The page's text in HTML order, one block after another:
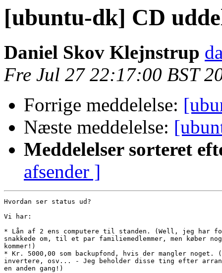
[ubuntu-dk] CD
Daniel Skov Klejnstrup
Fre Jul 27 22:17:00 BST
Forrige meddelelse:
Næste meddelelse:
Meddelelser sorteret
afsender ]
Hvordan ser status ud?
Vi har:
* Lån af 2 ens computere til standen. (Well, jeg har
snakkede om, til et par familiemedlemmer, men køber
kommer!)
* Kr. 5000,00 som backupfond, hvis der mangler
invertere, osv... - Jeg beholder disse ting efter
en anden gang!)